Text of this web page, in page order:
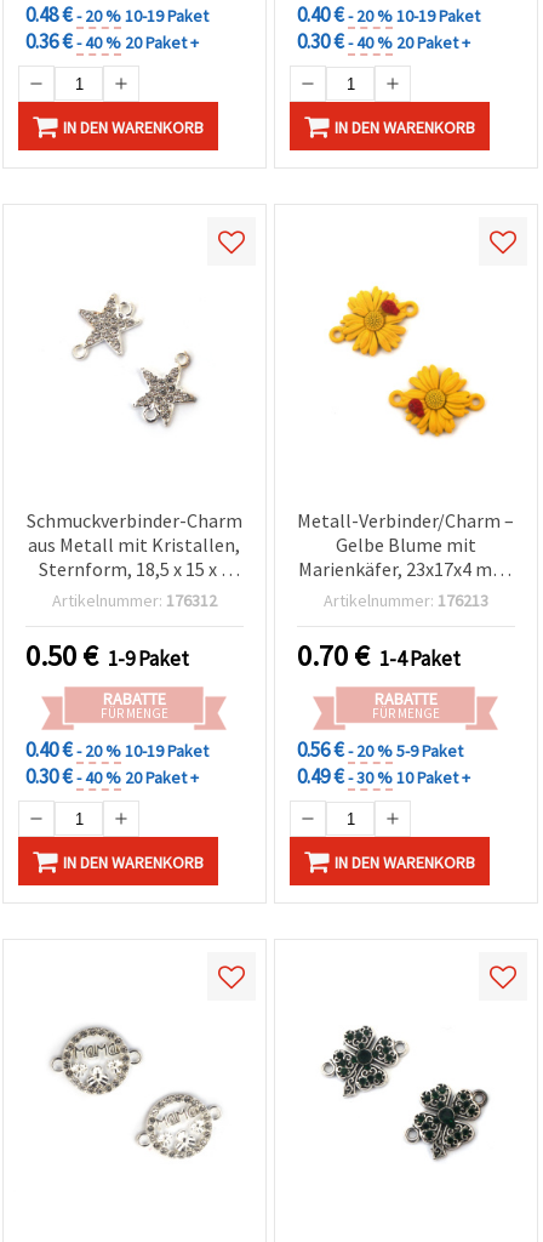
0.48 €- 20 %10-19 Paket
0.36 €- 40 % 20 Paket +
IN DEN WARENKORB
0.40 €- 20 %10-19 Paket
0.30 €- 40 % 20 Paket +
IN DEN WARENKORB
Schmuckverbinder-Charm
aus Metall mit Kristallen,
Sternform, 18,5 x 15 x 2
mm, Loch: 1,5 mm,
Artikelnummer: 176312
0.50€ 1-9 Paket
RABATTE
FÜR MENGE
0.40 €- 20 %10-19 Paket
0.30 €- 40 % 20 Paket +
IN DEN WARENKORB
Metall-Verbinder/Charm –
Gelbe Blume mit
Marienkäfer, 23x17x4 mm,
Loch 2 mm, 2 Stück
Artikelnummer: 176213
0.70€ 1-4 Paket
RABATTE
FÜR MENGE
0.56 €- 20 %5-9 Paket
0.49 €- 30 %10 Paket +
IN DEN WARENKORB